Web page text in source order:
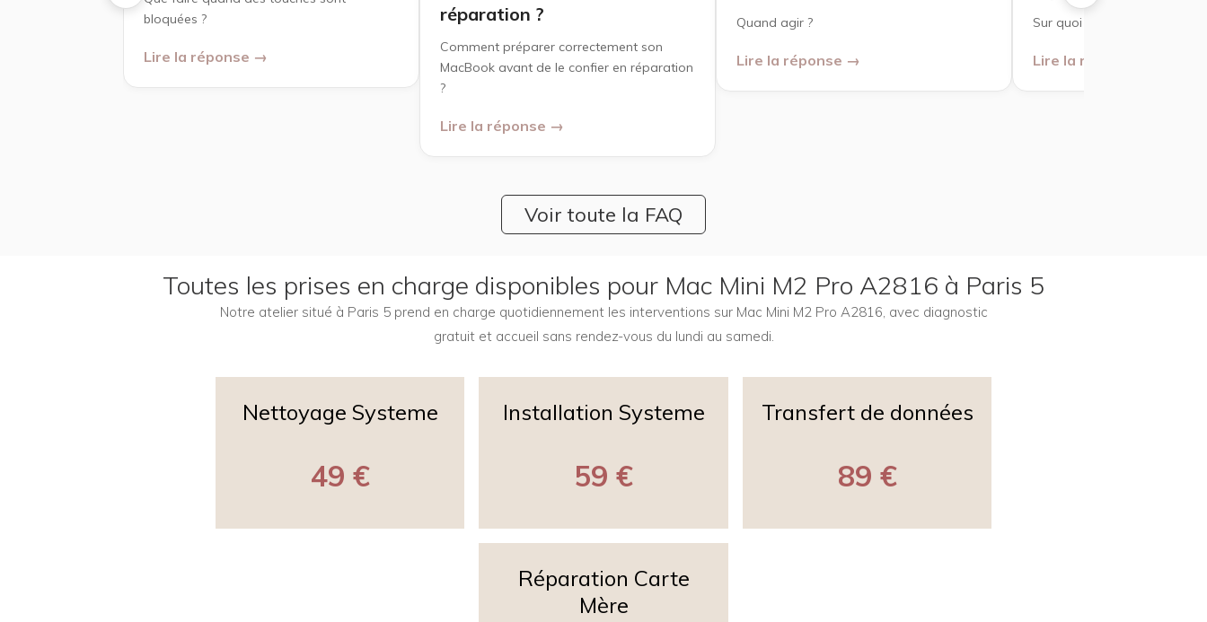
bloquées ?
Lire la réponse →
réparation ?
Comment préparer correctement son
MacBook avant de le confier en réparation
?
Lire la réponse →
Quand agir ?
Lire la réponse →
Sur quoi se baser ?
Lire la réponse →
Voir toute la FAQ
Toutes les prises en charge disponibles pour Mac Mini M2 Pro A2816 à Paris 5
Notre atelier situé à Paris 5 prend en charge quotidiennement les interventions sur Mac Mini M2 Pro A2816, avec diagnostic
gratuit et accueil sans rendez-vous du lundi au samedi.
Nettoyage Systeme
49 €
Installation Systeme
59 €
Transfert de données
89 €
Réparation Carte
Mère